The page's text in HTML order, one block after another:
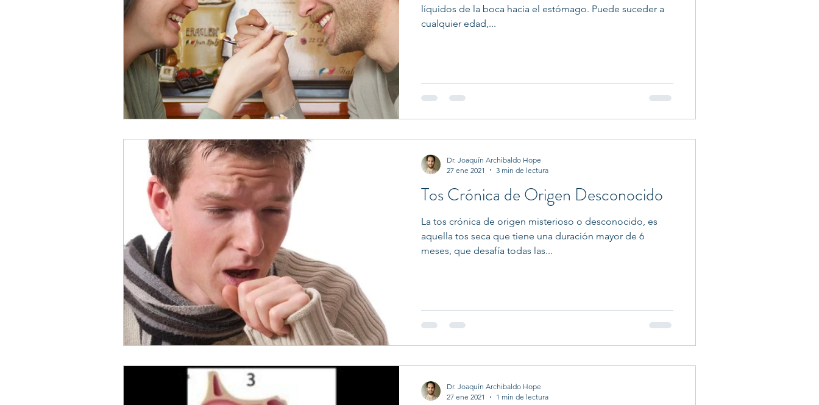
líquidos de la boca hacia el estómago. Puede suceder a
cualquier edad,...
Tos Crónica de Origen Desconocido
La tos crónica de origen misterioso o desconocido, es
aquella tos seca que tiene una duración mayor de 6
meses, que desafía todas las...
Dr. Joaquín Archibaldo Hope
27 ene 2021
3 min de lectura
Dr. Joaquín Archibaldo Hope
27 ene 2021
1 min de lectura